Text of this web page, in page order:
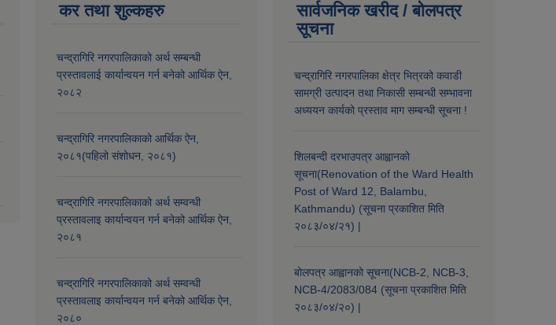
कर तथा शुल्कहरु
चन्द्रागिरि नगरपालिकाको अर्थ सम्बन्धी
प्रस्तावलाई कार्यान्वयन गर्न बनेको आर्थिक ऐन,
२०८२
चन्द्रागिरि नगरपालिकाको आर्थिक ऐन,
२०८१(पहिलो संशोधन, २०८१)
चन्द्रागिरि नगरपालिकाको अर्थ सम्वन्धी
प्रस्तावलाइ कार्यान्वयन गर्न बनेको आर्थिक ऐन,
२०८१
चन्द्रागिरि नगरपालिकाको अर्थ सम्वन्धी
प्रस्तावलाइ कार्यान्वयन गर्न बनेको आर्थिक ऐन,
२०८०
सार्वजनिक खरीद / बोलपत्र
सूचना
चन्द्रागिरि नगरपालिका क्षेत्र भित्रको कवाडी
सामग्री उत्पादन तथा निकासी सम्बन्धी सम्भावना
अध्ययन कार्यको प्रस्ताव माग सम्बन्धी सूचना !
शिलबन्दी दरभाउपत्र आह्वानको
सूचना(Renovation of the Ward Health
Post of Ward 12, Balambu,
Kathmandu) (सूचना प्रकाशित मिति
२०८३/०४/२१) |
बोलपत्र आह्वानको सूचना(NCB-2, NCB-3,
NCB-4/2083/084 (सूचना प्रकाशित मिति
२०८३/०४/२०) |